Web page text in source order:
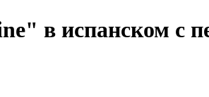
в испанском с